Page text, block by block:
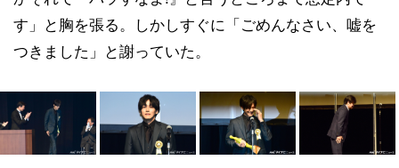
す」と胸を張る。しかしすぐに「ごめんなさい、嘘を
つきました」と謝っていた。